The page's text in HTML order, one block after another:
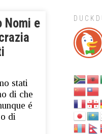
Nomi e
stati
di che
é
di